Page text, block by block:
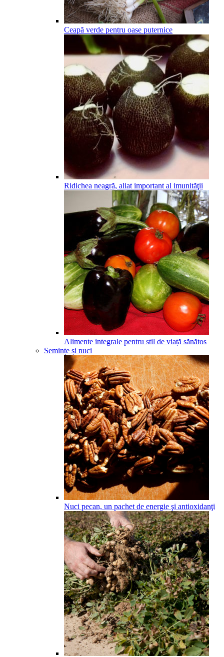
Ceapă verde pentru oase puternice
Ridichea neagră, aliat important al imunităţii
Alimente integrale pentru stil de viață sănătos
Semințe și nuci
Nuci pecan, un pachet de energie şi antioxidanţi